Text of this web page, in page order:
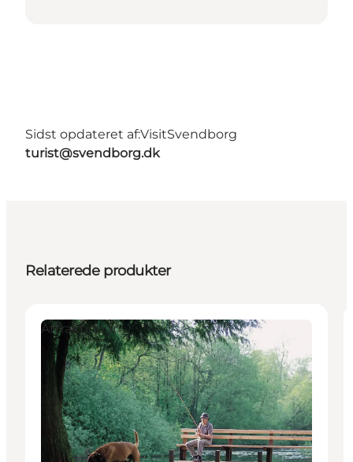
Sidst opdateret af:VisitSvendborg
turist@svendborg.dk
Relaterede produkter
Attraktioner